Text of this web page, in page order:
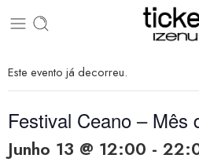
Este evento já decorreu.
Festival Ceano – Mês
Junho 13 @ 12:00 -